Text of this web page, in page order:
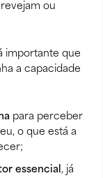
ou
importante que
a capacidade
para perceber
o que está a
essencial , já